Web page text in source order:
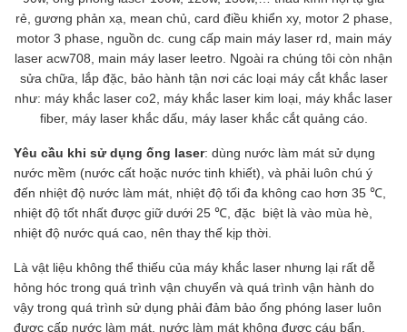
rẻ, gương phản xạ, mean chủ, card điều khiển xy, motor 2 phase,
motor 3 phase, nguồn dc. cung cấp main máy laser rd, main máy
laser acw708, main máy laser leetro. Ngoài ra chúng tôi còn nhận
sửa chữa, lắp đặc, bảo hành tận nơi các loại máy cắt khắc laser
như: máy khắc laser co2, máy khắc laser kim loại, máy khắc laser
fiber, máy laser khắc dấu, máy laser khắc cắt quảng cáo.
Yêu cầu khi sử dụng ống laser: dùng nước làm mát sử dụng
nước mềm (nước cất hoặc nước tinh khiết), và phải luôn chú ý
đến nhiệt độ nước làm mát, nhiệt độ tối đa không cao hơn 35 ℃,
nhiệt độ tốt nhất được giữ dưới 25 ℃, đặc biệt là vào mùa hè,
nhiệt độ nước quá cao, nên thay thế kịp thời.
Là vật liệu không thể thiếu của máy khắc laser nhưng lại rất dễ
hỏng hóc trong quá trình vận chuyển và quá trình vận hành do
vậy trong quá trình sử dụng phải đảm bảo ống phóng laser luôn
được cấp nước làm mát, nước làm mát không được cáu bẩn.